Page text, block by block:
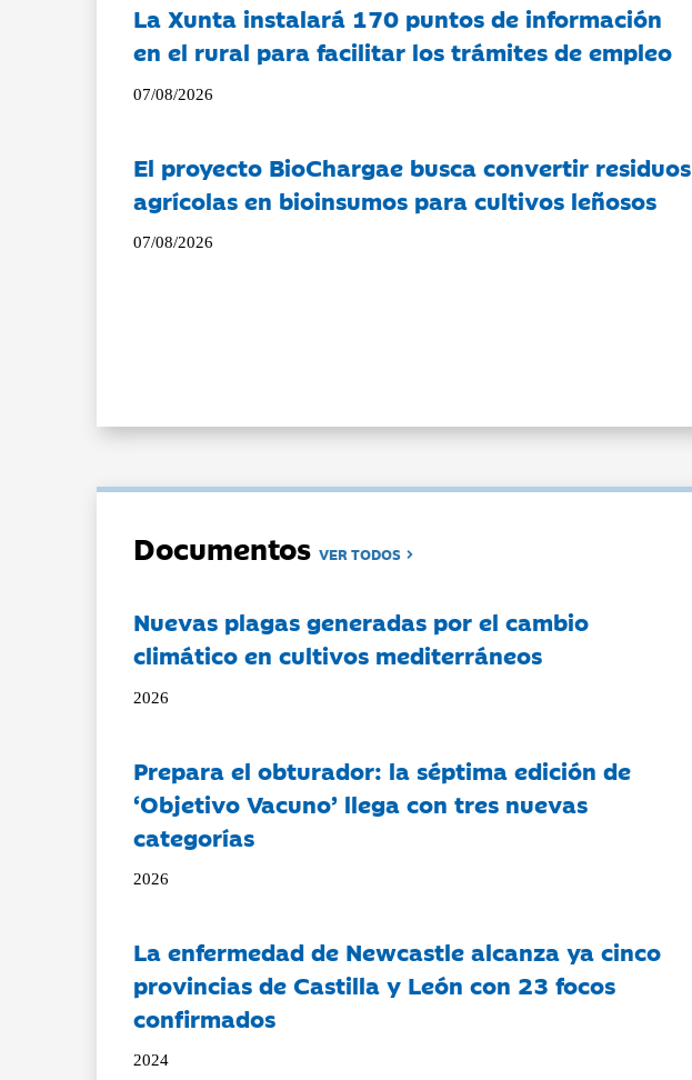
La Xunta instalará 170 puntos de información
en el rural para facilitar los trámites de empleo
07/08/2026
El proyecto BioChargae busca convertir residuos
agrícolas en bioinsumos para cultivos leñosos
07/08/2026
DocumentosVER TODOS
Nuevas plagas generadas por el cambio
climático en cultivos mediterráneos
2026
Prepara el obturador: la séptima edición de
‘Objetivo Vacuno’ llega con tres nuevas
categorías
2026
La enfermedad de Newcastle alcanza ya cinco
provincias de Castilla y León con 23 focos
confirmados
2024